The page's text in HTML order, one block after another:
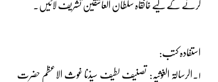
کرنے کے لیے خانقاہ سلطان العاشقین تشریف لائیں۔
استفادہ کتب:
۱۔الرسالۃ الغوثیہ: تصنیف لطیف سیدّنا غوث الاعظم حضرت